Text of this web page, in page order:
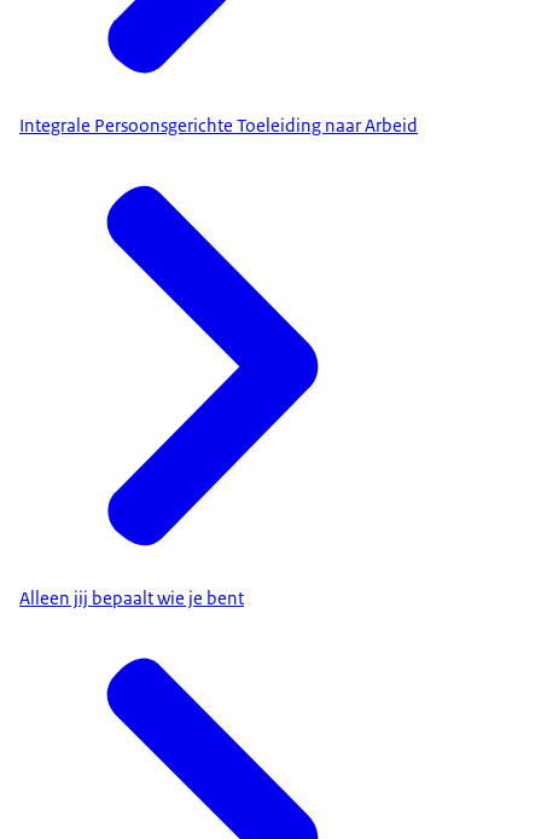
Integrale Persoonsgerichte Toeleiding naar Arbeid
Alleen jij bepaalt wie je bent